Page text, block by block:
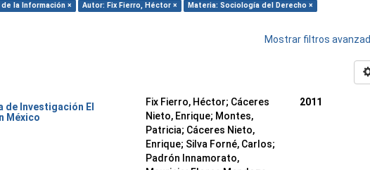
la Información × Autor: Fix Fierro, Héctor ×
Materia: Sociología del Derecho ×
Mostrar filtros
de Investigación El
México
Fix Fierro, Héctor; Cáceres
Nieto, Enrique; Montes,
Patricia; Cáceres Nieto,
Enrique; Silva Forné, Carlos;
Padrón Innamorato,
2011